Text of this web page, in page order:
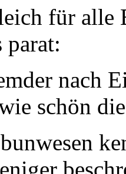
für alle
nach
schön